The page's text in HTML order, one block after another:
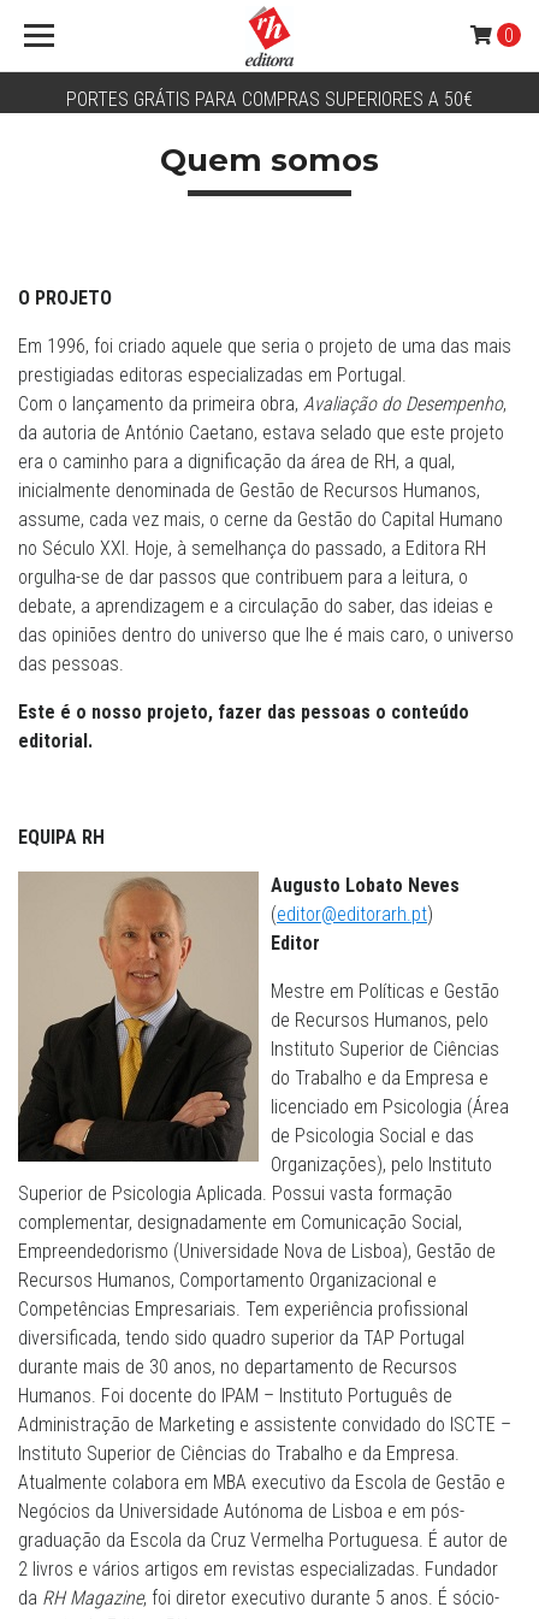
PORTES GRÁTIS PARA COMPRAS SUPERIORES A 50€
0
Quem somos
O PROJETO
Em 1996, foi criado aquele que seria o projeto de uma das mais
prestigiadas editoras especializadas em Portugal.
Com o lançamento da primeira obra, Avaliação do Desempenho,
da autoria de António Caetano, estava selado que este projeto
era o caminho para a dignificação da área de RH, a qual,
inicialmente denominada de Gestão de Recursos Humanos,
assume, cada vez mais, o cerne da Gestão do Capital Humano
no Século XXI. Hoje, à semelhança do passado, a Editora RH
orgulha-se de dar passos que contribuem para a leitura, o
debate, a aprendizagem e a circulação do saber, das ideias e
das opiniões dentro do universo que lhe é mais caro, o universo
das pessoas.
Este é o nosso projeto, fazer das pessoas o conteúdo
editorial.
EQUIPA RH
Augusto Lobato Neves
(editor@editorarh.pt)
Editor
Mestre em Políticas e Gestão
de Recursos Humanos, pelo
Instituto Superior de Ciências
do Trabalho e da Empresa e
licenciado em Psicologia (Área
de Psicologia Social e das
Organizações), pelo Instituto
Superior de Psicologia Aplicada. Possui vasta formação
complementar, designadamente em Comunicação Social,
Empreendedorismo (Universidade Nova de Lisboa), Gestão de
Recursos Humanos, Comportamento Organizacional e
Competências Empresariais. Tem experiência profissional
diversificada, tendo sido quadro superior da TAP Portugal
durante mais de 30 anos, no departamento de Recursos
Humanos. Foi docente do IPAM – Instituto Português de
Administração de Marketing e assistente convidado do ISCTE –
Instituto Superior de Ciências do Trabalho e da Empresa.
Atualmente colabora em MBA executivo da Escola de Gestão e
Negócios da Universidade Autónoma de Lisboa e em pós-
graduação da Escola da Cruz Vermelha Portuguesa. É autor de
2 livros e vários artigos em revistas especializadas. Fundador
da RH Magazine, foi diretor executivo durante 5 anos. É sócio-